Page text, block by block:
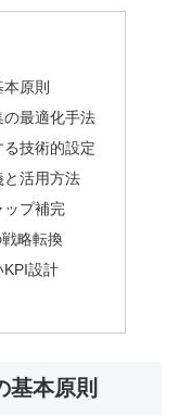
原則
最適化手法
技術的設定
と活用方法
ップ補完
略転換
KPI設計
基本原則